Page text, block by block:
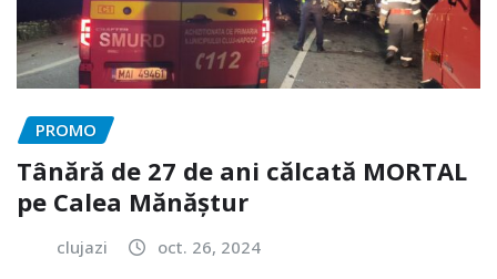
PROMO
Tânără de 27 de ani călcată MORTAL
pe Calea Mănăștur
clujazi oct. 26, 2024